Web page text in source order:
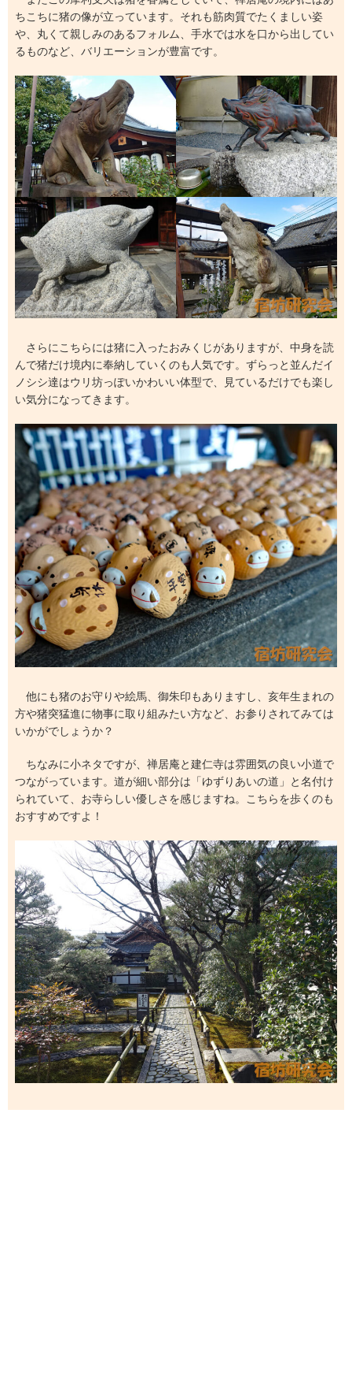
ちこちに猪の像が立っています。それも筋肉質でたくましい姿
や、丸くて親しみのあるフォルム、手水では水を口から出してい
るものなど、バリエーションが豊富です。
さらにこちらには猪に入ったおみくじがありますが、中身を読
んで猪だけ境内に奉納していくのも人気です。ずらっと並んだイ
ノシシ達はウリ坊っぽいかわいい体型で、見ているだけでも楽し
い気分になってきます。
他にも猪のお守りや絵馬、御朱印もありますし、亥年生まれの
方や猪突猛進に物事に取り組みたい方など、お参りされてみては
いかがでしょうか？
ちなみに小ネタですが、禅居庵と建仁寺は雰囲気の良い小道で
つながっています。道が細い部分は「ゆずりあいの道」と名付け
られていて、お寺らしい優しさを感じますね。こちらを歩くのも
おすすめですよ！